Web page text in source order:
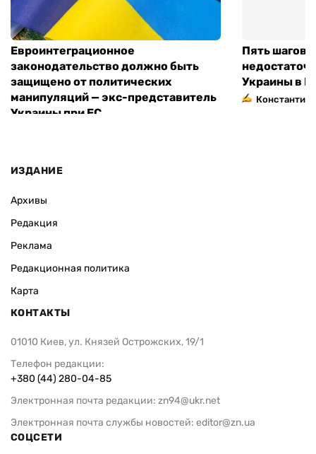
Евроинтеграционное
законодательство должно быть
защищено от политических
манипуляций — экс-представитель
Украины при ЕС
Пять шагов
Украины в
Константин
ИЗДАНИЕ
Архивы
Редакция
Реклама
Редакционная политика
Карта
КОНТАКТЫ
01010 Киев, ул. Князей Острожских, 19/1
Телефон редакции:
+380 (44) 280-04-85
Электронная почта редакции: zn94@ukr.net
Электронная почта службы новостей: editor@zn.ua
СОЦСЕТИ